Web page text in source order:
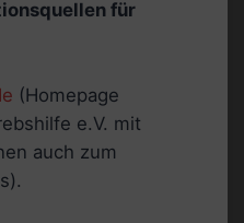
für
(Homepage
e.V. mit
auch zum